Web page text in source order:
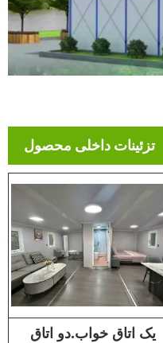
تزئینات داخلی محصول
یک اتاق خواب.دو اتاق